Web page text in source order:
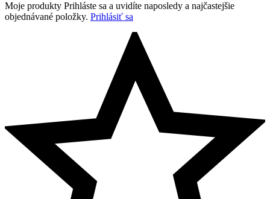
Moje produkty Prihláste sa a uvidíte naposledy a najčastejšie
objednávané položky. Prihlásiť sa